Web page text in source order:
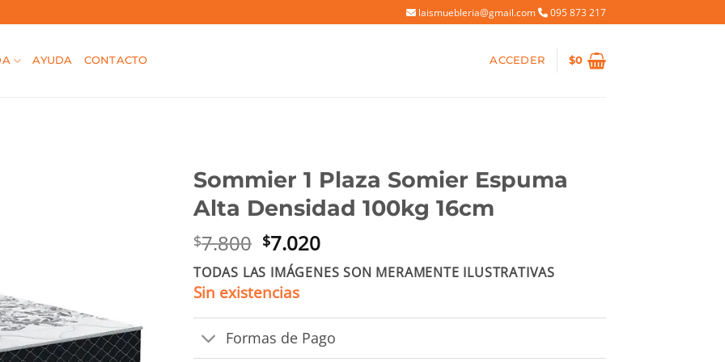
laismuebleria@gmail.com 095 873 217
AYUDA CONTACTO ACCEDER $0
Sommier 1 Plaza Somier Espuma
Alta Densidad 100kg 16cm
$7.800 El
precio
original
era:
$7.800.
$7.020El
precio
actual
$7.020.
TODAS LAS IMÁGENES SON MERAMENTE ILUSTRATIVAS
Sin existencias
Formas de Pago